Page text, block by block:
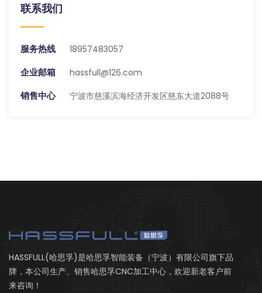
联系我们
服务热线 18957483057
企业邮箱 hassfull@126.com
销售中心 宁波市慈溪滨海经济开发区慈东大道2088号
HASSFULL(哈思孚)是哈思孚智能装备（宁波）有限公司旗下品
牌，本公司生产、销售哈思孚CNC加工中心，欢迎新老客户前
来咨询！